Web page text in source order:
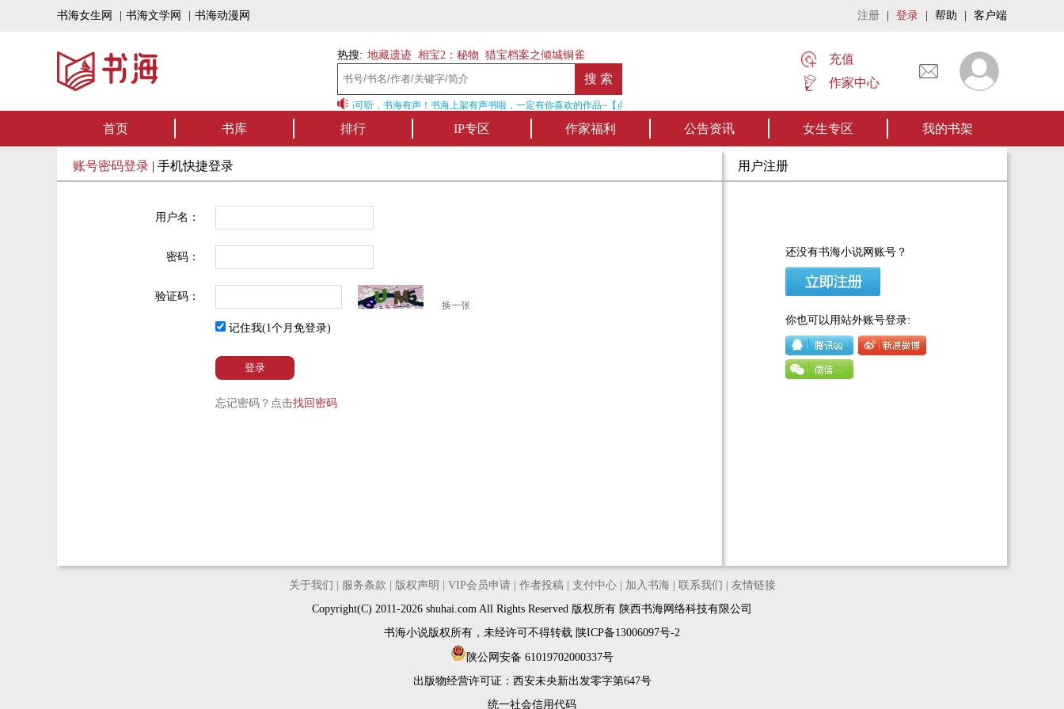
书海女生网 书海文学网 书海动漫网 注册 登录 帮助 客户端
热搜: 地藏遗迹 相宝2：秘物 猎宝档案之倾城铜雀
书海听书——好书可听，书海有声！书海上架有声书啦，一定有你喜欢的作品~【点我收听】
充值
作家中心
首页 书库 排行 IP专区 作家福利 公告资讯 女生专区 我的书架
账号密码登录 | 手机快捷登录
用户名：
密码：
验证码：
换一张
记住我(1个月免登录)
登录
忘记密码？点击找回密码
用户注册
还没有书海小说网账号？
你也可以用站外账号登录:
关于我们 服务条款 版权声明 VIP会员申请| 作者投稿| 支付中心| 加入书海| 联系我们
友情链接
Copyright(C) 2011-2026 shuhai.com All Rights Reserved 版权所有 陕西书海网络科技有限公司
书海小说版权所有，未经许可不得转载 陕ICP备13006097号-2
陕公网安备 61019702000337号
出版物经营许可证： 西安未央新出发零字第647号
统一社会信用代码